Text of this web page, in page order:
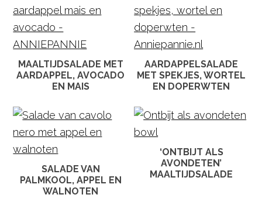
MAALTIJDSALADE MET
AARDAPPEL, AVOCADO
EN MAIS
AARDAPPELSALADE
MET SPEKJES, WORTEL
EN DOPERWTEN
SALADE VAN
PALMKOOL, APPEL EN
WALNOTEN
‘ONTBIJT ALS
AVONDETEN’
MAALTIJDSALADE